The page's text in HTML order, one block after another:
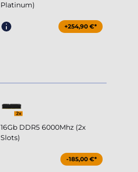
Platinum)
+254,90 €*
16Gb DDR5 6000Mhz (2x
Slots)
-185,00 €*